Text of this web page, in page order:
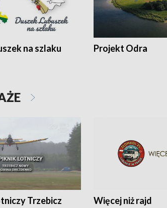
na szlaku Projekt Odra
Trzebicz
Więcej niż rajd